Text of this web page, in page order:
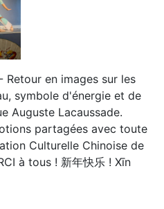
en images sur les
symbole d'énergie et de
Auguste Lacaussade.
partagées avec toute
Culturelle Chinoise de
à tous ! 新年快乐 ! Xīn